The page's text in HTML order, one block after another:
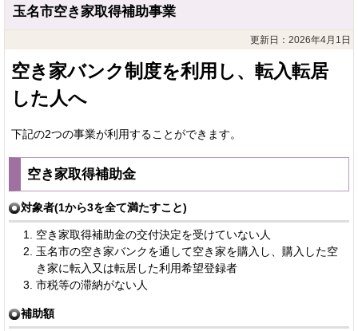
玉名市空き家取得補助事業
更新日：2026年4月1日
空き家バンク制度を利用し、転入転居
した人へ
下記の2つの事業が利用することができます。
空き家取得補助金
対象者(1から3を全て満たすこと)
空き家取得補助金の交付決定を受けていない人
玉名市の空き家バンクを通して空き家を購入し、購入した空
き家に転入又は転居した利用希望登録者
市税等の滞納がない人
補助額